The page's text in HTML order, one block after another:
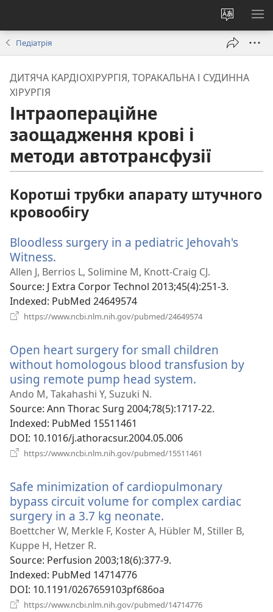
Змінити
мову
сайту
Педіатрія
ДИТЯЧА КАРДІОХІРУРГІЯ, ТОРАКАЛЬНА І СУДИННА
ХІРУРГІЯ
Інтраопераційне
заощадження крові і
методи автотрансфузії
Коротші трубки апарату штучного
кровообігу
Bloodless surgery in a pediatric Jehovah's
Witness.
у
новому
вікні)
Allen J, Berrios L, Solimine M, Knott-Craig CJ.
Source‎: J Extra Corpor Technol 2013;45(4):251-3.
Indexed‎: PubMed 24649574
https://www.ncbi.nlm.nih.gov/pubmed/24649574
вікні)
Open heart surgery for small children
without homologous blood transfusion by
using remote pump head system.
новому
Ando M, Takahashi Y, Suzuki N.
Source‎: Ann Thorac Surg 2004;78(5):1717-22.
Indexed‎: PubMed 15511461
DOI‎: 10.1016/j.athoracsur.2004.05.006
https://www.ncbi.nlm.nih.gov/pubmed/15511461
вікні)
Safe minimization of cardiopulmonary
bypass circuit volume for complex cardiac
surgery in a 3.7 kg neonate.
у
вікні)
Boettcher W, Merkle F, Koster A, Hübler M, Stiller B,
Kuppe H, Hetzer R.
Source‎: Perfusion 2003;18(6):377-9.
Indexed‎: PubMed 14714776
DOI‎: 10.1191/0267659103pf686oa
https://www.ncbi.nlm.nih.gov/pubmed/14714776